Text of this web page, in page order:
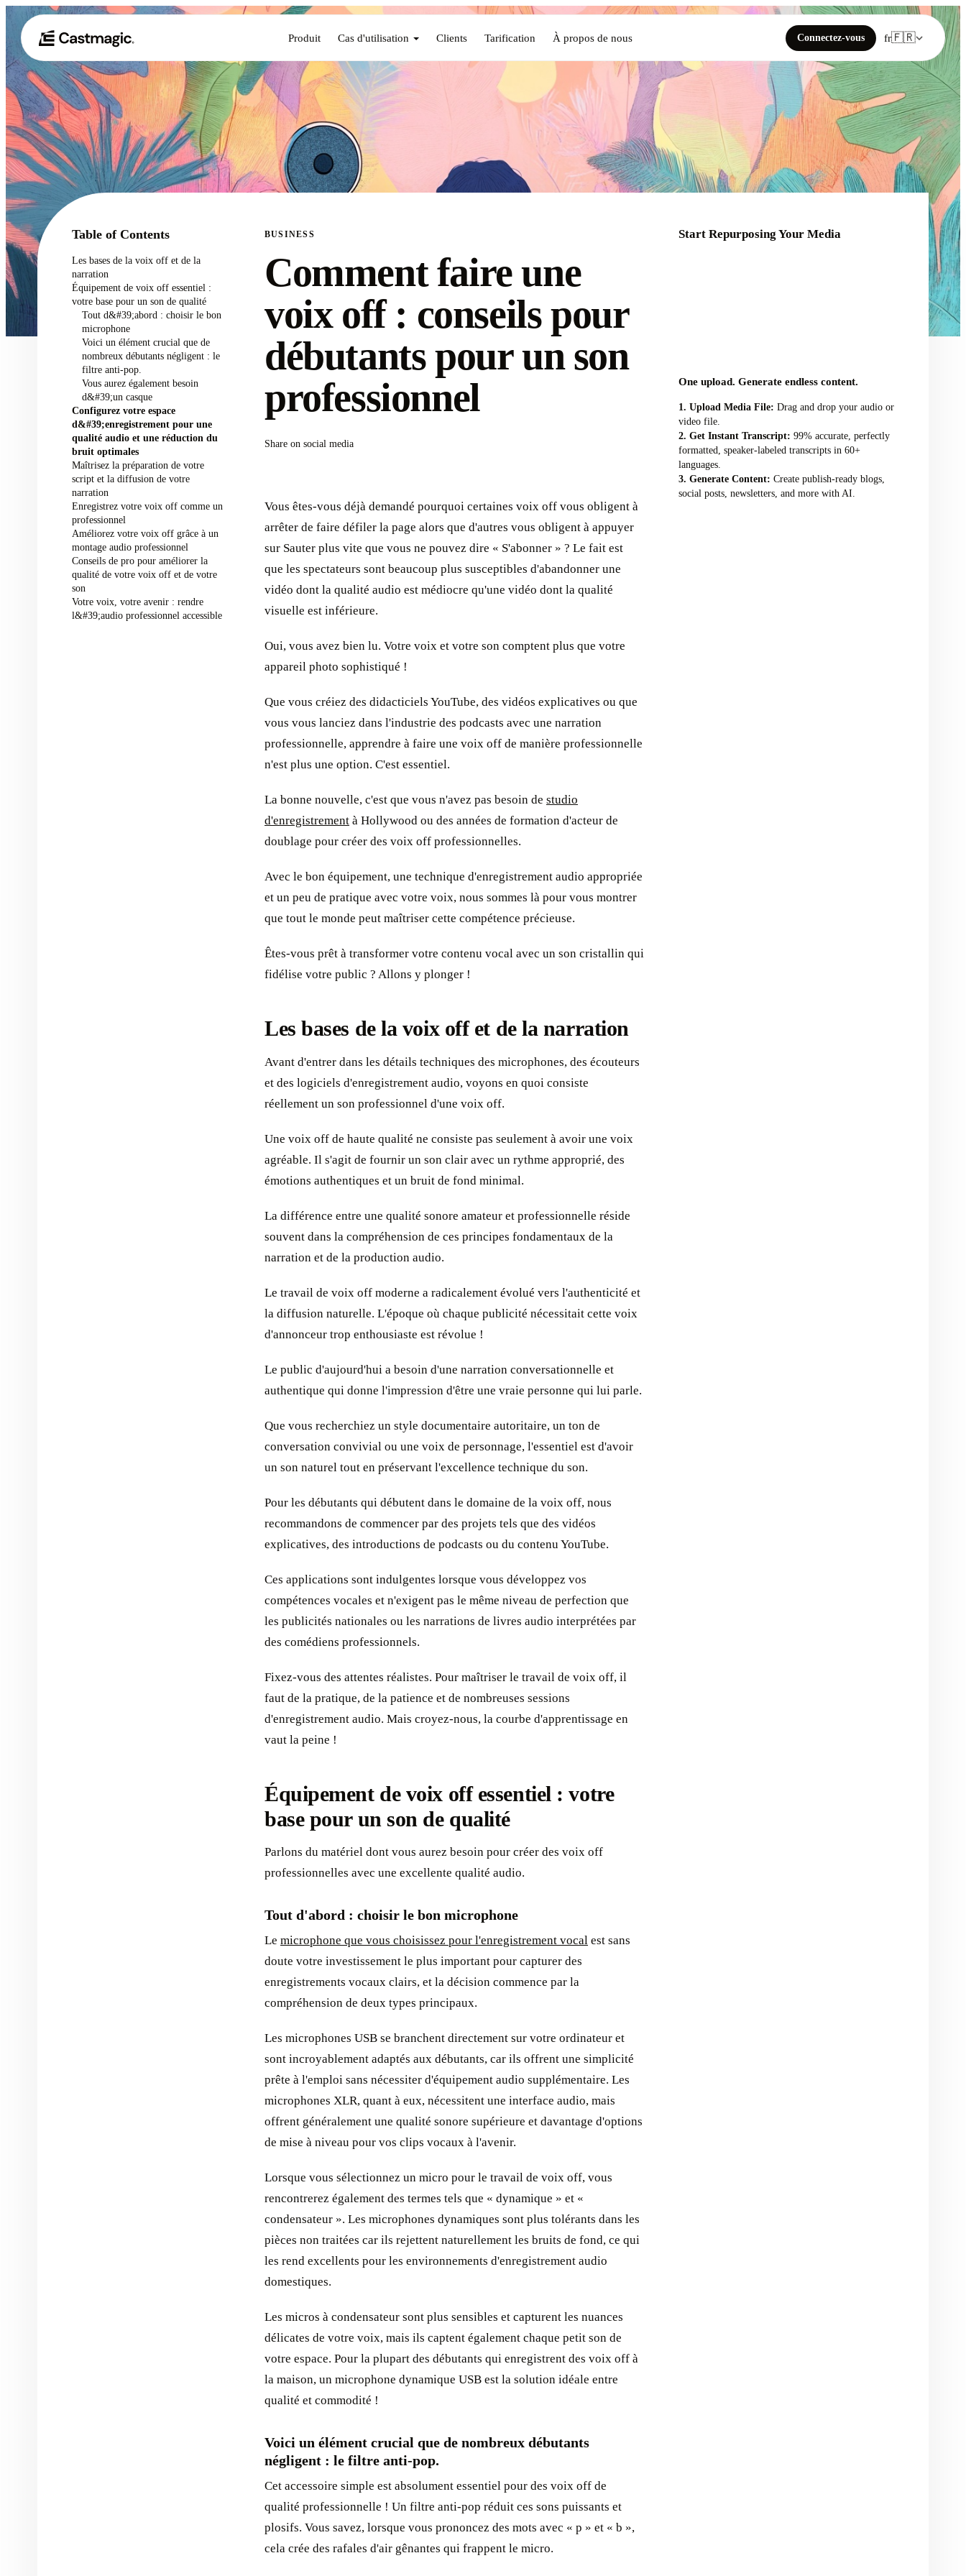
Produit Cas d'utilisation Clients Tarification À propos de nous Connectez-vous fr🇫🇷
Table of Contents
Les bases de la voix off et de la
narration
Équipement de voix off essentiel :
votre base pour un son de qualité
Tout d&#39;abord : choisir le bon
microphone
Voici un élément crucial que de
nombreux débutants négligent : le
filtre anti-pop.
Vous aurez également besoin
d&#39;un casque
Configurez votre espace
d&#39;enregistrement pour une
qualité audio et une réduction du
bruit optimales
Maîtrisez la préparation de votre
script et la diffusion de votre
narration
Enregistrez votre voix off comme un
professionnel
Améliorez votre voix off grâce à un
montage audio professionnel
Conseils de pro pour améliorer la
qualité de votre voix off et de votre
son
Votre voix, votre avenir : rendre
l&#39;audio professionnel accessible
BUSINESS
Comment faire une
voix off : conseils pour
débutants pour un son
professionnel
Share on social media
Vous êtes-vous déjà demandé pourquoi certaines voix off vous obligent à
arrêter de faire défiler la page alors que d'autres vous obligent à appuyer
sur Sauter plus vite que vous ne pouvez dire « S'abonner » ? Le fait est
que les spectateurs sont beaucoup plus susceptibles d'abandonner une
vidéo dont la qualité audio est médiocre qu'une vidéo dont la qualité
visuelle est inférieure.
Oui, vous avez bien lu. Votre voix et votre son comptent plus que votre
appareil photo sophistiqué !
Que vous créiez des didacticiels YouTube, des vidéos explicatives ou que
vous vous lanciez dans l'industrie des podcasts avec une narration
professionnelle, apprendre à faire une voix off de manière professionnelle
n'est plus une option. C'est essentiel.
La bonne nouvelle, c'est que vous n'avez pas besoin de studio
d'enregistrement à Hollywood ou des années de formation d'acteur de
doublage pour créer des voix off professionnelles.
Avec le bon équipement, une technique d'enregistrement audio appropriée
et un peu de pratique avec votre voix, nous sommes là pour vous montrer
que tout le monde peut maîtriser cette compétence précieuse.
Êtes-vous prêt à transformer votre contenu vocal avec un son cristallin qui
fidélise votre public ? Allons y plonger !
Les bases de la voix off et de la narration
Avant d'entrer dans les détails techniques des microphones, des écouteurs
et des logiciels d'enregistrement audio, voyons en quoi consiste
réellement un son professionnel d'une voix off.
Une voix off de haute qualité ne consiste pas seulement à avoir une voix
agréable. Il s'agit de fournir un son clair avec un rythme approprié, des
émotions authentiques et un bruit de fond minimal.
La différence entre une qualité sonore amateur et professionnelle réside
souvent dans la compréhension de ces principes fondamentaux de la
narration et de la production audio.
Le travail de voix off moderne a radicalement évolué vers l'authenticité et
la diffusion naturelle. L'époque où chaque publicité nécessitait cette voix
d'annonceur trop enthousiaste est révolue !
Le public d'aujourd'hui a besoin d'une narration conversationnelle et
authentique qui donne l'impression d'être une vraie personne qui lui parle.
Que vous recherchiez un style documentaire autoritaire, un ton de
conversation convivial ou une voix de personnage, l'essentiel est d'avoir
un son naturel tout en préservant l'excellence technique du son.
Pour les débutants qui débutent dans le domaine de la voix off, nous
recommandons de commencer par des projets tels que des vidéos
explicatives, des introductions de podcasts ou du contenu YouTube.
Ces applications sont indulgentes lorsque vous développez vos
compétences vocales et n'exigent pas le même niveau de perfection que
les publicités nationales ou les narrations de livres audio interprétées par
des comédiens professionnels.
Fixez-vous des attentes réalistes. Pour maîtriser le travail de voix off, il
faut de la pratique, de la patience et de nombreuses sessions
d'enregistrement audio. Mais croyez-nous, la courbe d'apprentissage en
vaut la peine !
Équipement de voix off essentiel : votre
base pour un son de qualité
Parlons du matériel dont vous aurez besoin pour créer des voix off
professionnelles avec une excellente qualité audio.
Tout d'abord : choisir le bon microphone
Le microphone que vous choisissez pour l'enregistrement vocal est sans
doute votre investissement le plus important pour capturer des
enregistrements vocaux clairs, et la décision commence par la
compréhension de deux types principaux.
Les microphones USB se branchent directement sur votre ordinateur et
sont incroyablement adaptés aux débutants, car ils offrent une simplicité
prête à l'emploi sans nécessiter d'équipement audio supplémentaire. Les
microphones XLR, quant à eux, nécessitent une interface audio, mais
offrent généralement une qualité sonore supérieure et davantage d'options
de mise à niveau pour vos clips vocaux à l'avenir.
Lorsque vous sélectionnez un micro pour le travail de voix off, vous
rencontrerez également des termes tels que « dynamique » et «
condensateur ». Les microphones dynamiques sont plus tolérants dans les
pièces non traitées car ils rejettent naturellement les bruits de fond, ce qui
les rend excellents pour les environnements d'enregistrement audio
domestiques.
Les micros à condensateur sont plus sensibles et capturent les nuances
délicates de votre voix, mais ils captent également chaque petit son de
votre espace. Pour la plupart des débutants qui enregistrent des voix off à
la maison, un microphone dynamique USB est la solution idéale entre
qualité et commodité !
Voici un élément crucial que de nombreux débutants
négligent : le filtre anti-pop.
Cet accessoire simple est absolument essentiel pour des voix off de
qualité professionnelle ! Un filtre anti-pop réduit ces sons puissants et
plosifs. Vous savez, lorsque vous prononcez des mots avec « p » et « b »,
cela crée des rafales d'air gênantes qui frappent le micro.
Start Repurposing Your Media
One upload. Generate endless content.
Upload Media File: Drag and drop your audio or
video file.
Get Instant Transcript: 99% accurate, perfectly
formatted, speaker-labeled transcripts in 60+
languages.
Generate Content: Create publish-ready blogs,
social posts, newsletters, and more with AI.